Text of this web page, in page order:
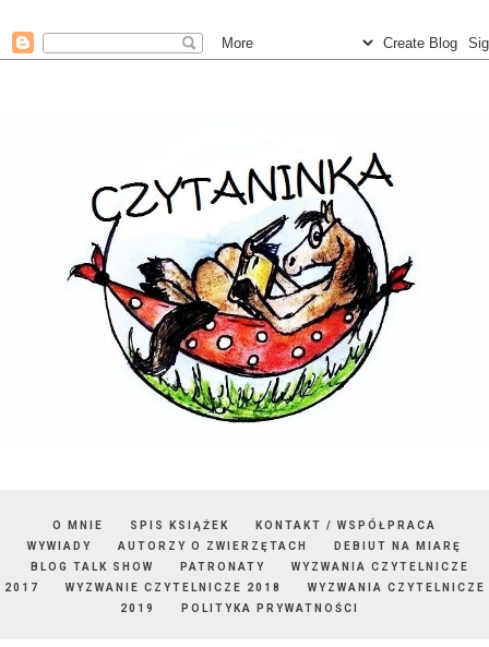
O MNIE SPIS KSIĄŻEK
KONTAKT / WSPÓŁPRACA
WYWIADY
AUTORZY O ZWIERZĘTACH
DEBIUT NA MIARĘ
BLOG TALK SHOW
PATRONATY
WYZWANIA CZYTELNICZE
2017
WYZWANIE CZYTELNICZE 2018
WYZWANIA CZYTELNICZE
2019
POLITYKA PRYWATNOŚCI